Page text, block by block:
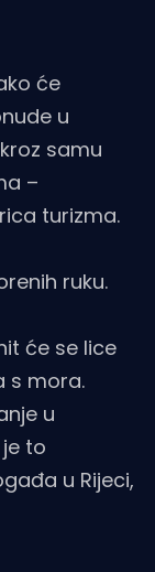
će
u
samu
–
turizma.
ruku.
će se lice
s mora.
u
to
u Rijeci,